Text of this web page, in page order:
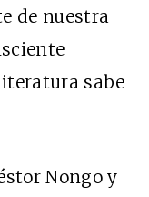
de nuestra
sabe
Nongo y